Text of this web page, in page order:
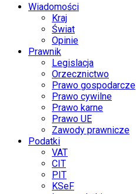
Wiadomości
Kraj
Świat
Opinie
Prawnik
Legislacja
Orzecznictwo
Prawo gospodarcze
Prawo cywilne
Prawo karne
Prawo UE
Zawody prawnicze
Podatki
VAT
CIT
PIT
KSeF